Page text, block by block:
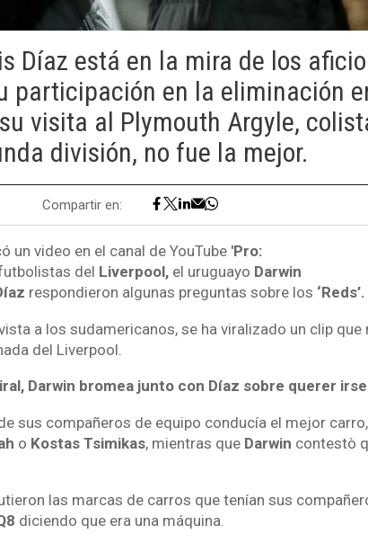
Díaz está en la mira de los
participación en la eliminación
visita al Plymouth Argyle,
división, no fue la mejor.
Compartir en:
un video en el canal de YouTube'Pro:
del Liverpool,el uruguayo Darwin
respondieron algunas preguntas sobre los ‘Reds’.
a los sudamericanos, se ha viralizado un clip que
del Liverpool.
Darwin bromea junto con Díaz sobre querer
sus compañeros de equipo conducía el mejor carro,
o Kostas Tsimikas, mientras queDarwin contestò
las marcas de carros que tenían sus
diciendo que era una máquina.